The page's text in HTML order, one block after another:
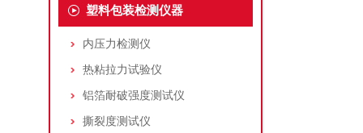
塑料包装检测仪器
内压力检测仪
热粘拉力试验仪
铝箔耐破强度测试仪
撕裂度测试仪